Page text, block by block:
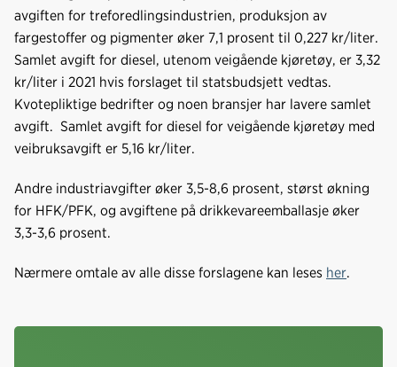
avgiften for treforedlingsindustrien, produksjon av
fargestoffer og pigmenter øker 7,1 prosent til 0,227 kr/liter.
Samlet avgift for diesel, utenom veigående kjøretøy, er 3,32
kr/liter i 2021 hvis forslaget til statsbudsjett vedtas.
Kvotepliktige bedrifter og noen bransjer har lavere samlet
avgift. Samlet avgift for diesel for veigående kjøretøy med
veibruksavgift er 5,16 kr/liter.
Andre industriavgifter øker 3,5-8,6 prosent, størst økning
for HFK/PFK, og avgiftene på drikkevareemballasje øker
3,3-3,6 prosent.
Nærmere omtale av alle disse forslagene kan leses her.